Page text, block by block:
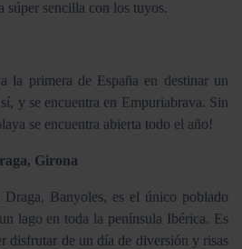
súper sencilla con los tuyos.
la primera de España en destinar un
y se encuentra en Empuriabrava. Sin
se encuentra abierta todo el año!
Girona
Banyoles, es el único poblado
lago en toda la península Ibérica. Es
disfrutar de un día de diversión y risas